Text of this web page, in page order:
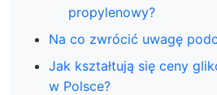
propylenowy?
Na co zwrócić uwagę
Jak kształtują się ceny
w Polsce?